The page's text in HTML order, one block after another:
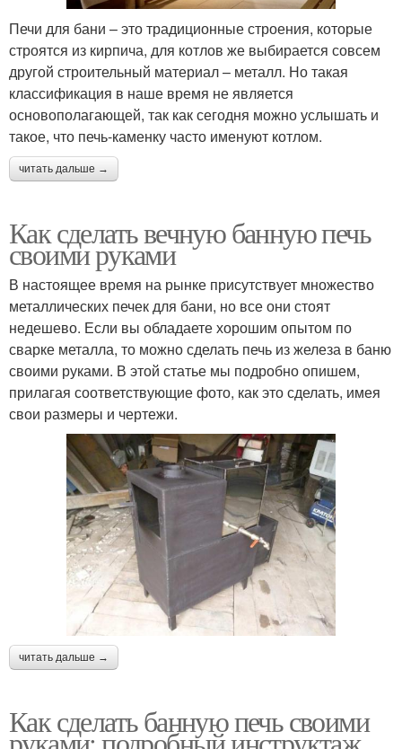
Печи для бани – это традиционные строения, которые
строятся из кирпича, для котлов же выбирается совсем
другой строительный материал – металл. Но такая
классификация в наше время не является
основополагающей, так как сегодня можно услышать и
такое, что печь-каменку часто именуют котлом.
читать дальше →
Как сделать вечную банную печь
своими руками
В настоящее время на рынке присутствует множество
металлических печек для бани, но все они стоят
недешево. Если вы обладаете хорошим опытом по
сварке металла, то можно сделать печь из железа в баню
своими руками. В этой статье мы подробно опишем,
прилагая соответствующие фото, как это сделать, имея
свои размеры и чертежи.
читать дальше →
Как сделать банную печь своими